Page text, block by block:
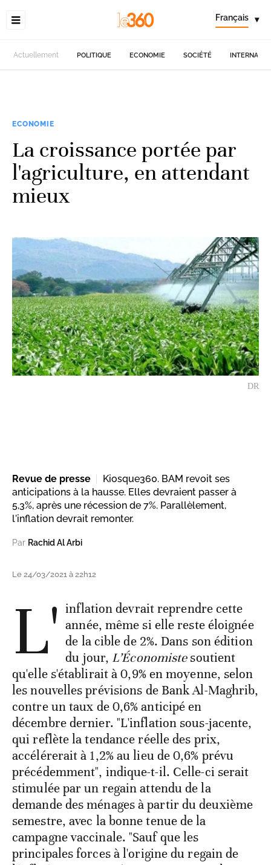
Français ▾
Actuellement POLITIQUE ECONOMIE SOCIÉTÉ
ECONOMIE
La croissance portée par
l'agriculture, en attendant
mieux
DR
Revue de presse
Kiosque360. BAM revoit ses
anticipations à la hausse. Elles devraient passer à
5,3%, après une récession de 7%. Parallèlement,
l'inflation devrait remonter.
Par Rachid Al Arbi
Le 24/03/2021 à 22h12
L' inflation devrait reprendre cette
année, même si elle reste éloignée
de la cible de 2%. Dans son édition
du jour, L’Économistesoutient
qu'elle s'établirait à 0,9% en moyenne, selon
les nouvelles prévisions de Bank Al-Maghrib,
contre un taux de 0,6% anticipé en
décembre dernier. "L'inflation sous-jacente,
qui reflète la tendance réelle des prix,
accélérerait à 1,2% au lieu de 0,6% prévu
précédemment", indique-t-il. Celle-ci serait
stimulée par un regain attendu de la
demande des ménages à partir du deuxième
semestre, avec la bonne tenue de la
campagne vaccinale. "Sauf que les
principales forces à l'origine du regain de